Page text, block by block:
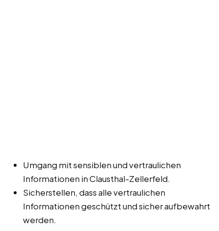
Umgang mit sensiblen und vertraulichen
Informationen in Clausthal-Zellerfeld.
Sicherstellen, dass alle vertraulichen
Informationen geschützt und sicher aufbewahrt
werden.